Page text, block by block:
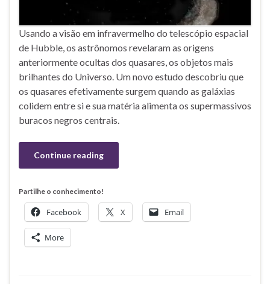
Usando a visão em infravermelho do telescópio espacial
de Hubble, os astrônomos revelaram as origens
anteriormente ocultas dos quasares, os objetos mais
brilhantes do Universo. Um novo estudo descobriu que
os quasares efetivamente surgem quando as galáxias
colidem entre si e sua matéria alimenta os supermassivos
buracos negros centrais.
Continue reading
Partilhe o conhecimento!
Facebook X Email
More